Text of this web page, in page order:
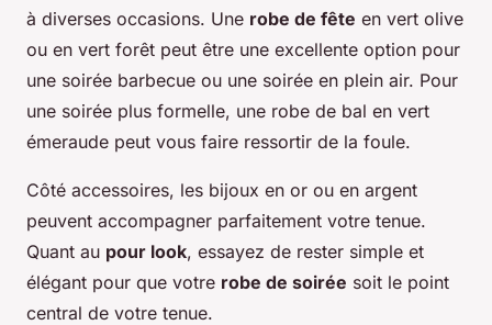
à diverses occasions. Une robe de fête en vert olive
ou en vert forêt peut être une excellente option pour
une soirée barbecue ou une soirée en plein air. Pour
une soirée plus formelle, une robe de bal en vert
émeraude peut vous faire ressortir de la foule.
Côté accessoires, les bijoux en or ou en argent
peuvent accompagner parfaitement votre tenue.
Quant au pour look, essayez de rester simple et
élégant pour que votre robe de soirée soit le point
central de votre tenue.